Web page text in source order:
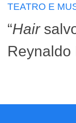
TEATRO E
“Hair
Reynaldo